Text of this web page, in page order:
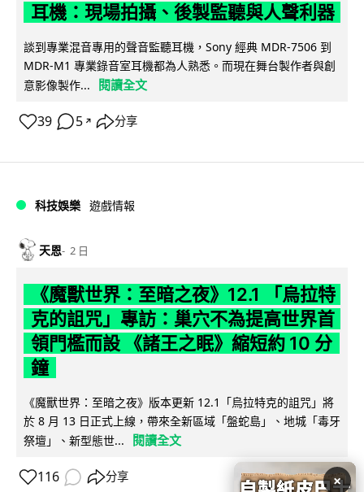
耳機：現場拍攝、後製監聽與人聲利器
談到專業混音專用的聲音監聽耳機，Sony 經典 MDR-7506 到
MDR-M1 專業錄音室耳機都為人熟悉。而現在舞台製作者與創
意影像製作...
閱讀全文
39 5 ↗ 分享
科技娛樂 遊戲情報
天恩 2 日
《魔獸世界：至暗之夜》12.1 「烏拉特
克的詛咒」專訪：巢穴不為提高世界首
領門檻而設 《諸王之眠》縮短約 10 分
鐘
《魔獸世界：至暗之夜》版本更新 12.1「烏拉特克的詛咒」將
於 8 月 13 日正式上線，帶來全新區域「盤蛇島」、地城「毒牙
祭壇」、新型態世...
閱讀全文
116 分享 ×